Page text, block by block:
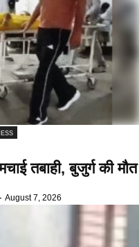
तबाही, बुजुर्ग की मौत
August 7, 2026